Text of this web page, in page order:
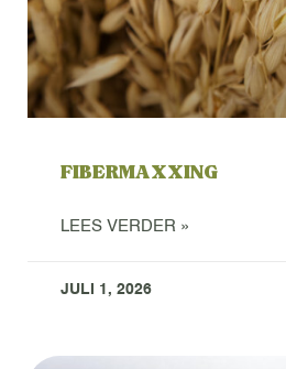
FIBERMAXXING
LEES VERDER »
JULI 1, 2026